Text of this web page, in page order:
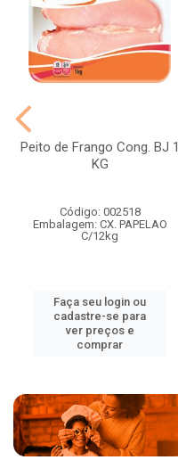
Peito de Frango Cong. BJ 1
KG
Código: 002518
Embalagem: CX. PAPELAO
C/12kg
Faça seu login ou
cadastre-se para
ver preços e
comprar